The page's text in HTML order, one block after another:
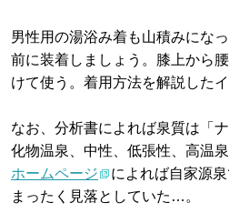
男性用の湯浴み着も山積みにな
前に装着しましょう。膝上から
けて使う。着用方法を解説したイ
なお、分析書によれば泉質は「
化物温泉、中性、低張性、高温泉
ホームページ
によれば自家源
まったく見落としていた…。